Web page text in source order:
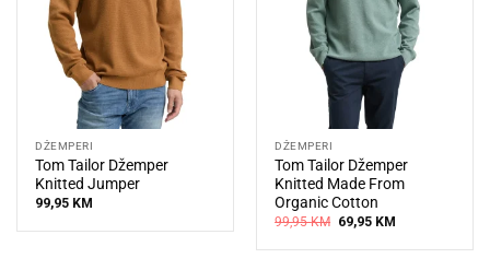
DŽEMPERI
Tom Tailor Džemper
Knitted Jumper
99,95 KM
DŽEMPERI
Tom Tailor Džemper
Knitted Made From
Organic Cotton
99,95KM Original
was:
69,95 KMCurrent
is: